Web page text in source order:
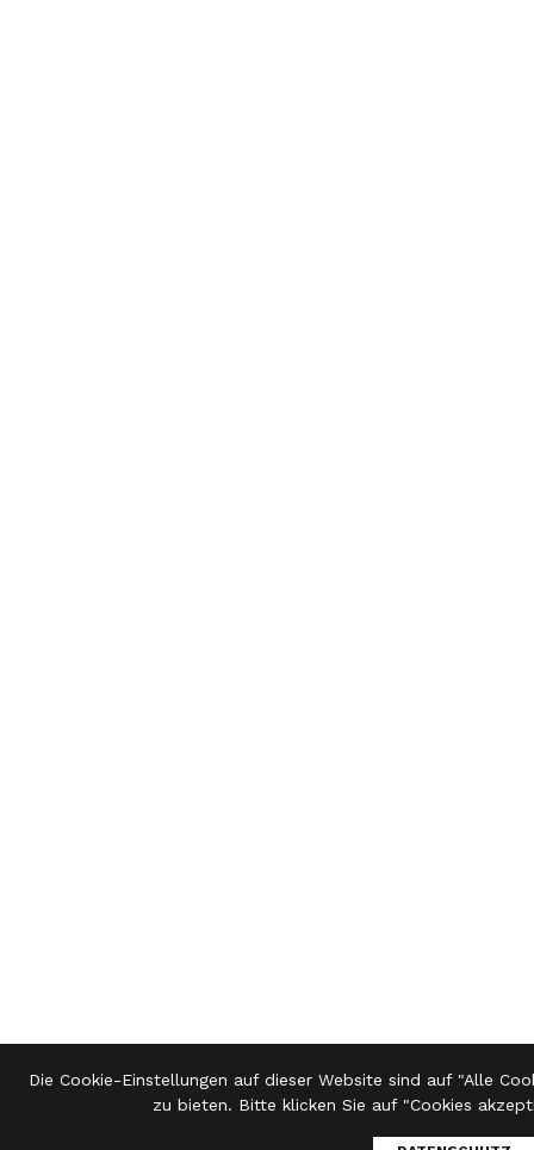
Die Cookie-Einstellungen auf dieser Website sind auf "Alle
zu bieten. Bitte klicken Sie auf "Cookies